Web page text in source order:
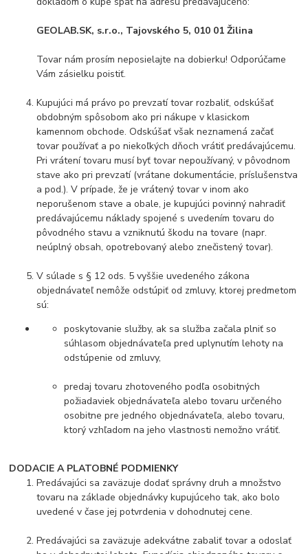
GEOLAB.SK, s.r.o., Tajovského 5, 010 01 Žilina
Tovar nám prosím neposielajte na dobierku! Odporúčame
Vám zásielku poistiť.
Kupujúci má právo po prevzatí tovar rozbaliť, odskúšať
obdobným spôsobom ako pri nákupe v klasickom
kamennom obchode. Odskúšať však neznamená začať
tovar používať a po niekoľkých dňoch vrátiť predávajúcemu.
Pri vrátení tovaru musí byť tovar nepoužívaný, v pôvodnom
stave ako pri prevzatí (vrátane dokumentácie, príslušenstva
a pod.). V prípade, že je vrátený tovar v inom ako
neporušenom stave a obale, je kupujúci povinný nahradiť
predávajúcemu náklady spojené s uvedením tovaru do
pôvodného stavu a vzniknutú škodu na tovare (napr.
neúplný obsah, opotrebovaný alebo znečistený tovar).
V súlade s § 12 ods. 5 vyššie uvedeného zákona
objednávateľ nemôže odstúpiť od zmluvy, ktorej predmetom
sú:
poskytovanie služby, ak sa služba začala plniť so
súhlasom objednávateľa pred uplynutím lehoty na
odstúpenie od zmluvy,
predaj tovaru zhotoveného podľa osobitných
požiadaviek objednávateľa alebo tovaru určeného
osobitne pre jedného objednávateľa, alebo tovaru,
ktorý vzhľadom na jeho vlastnosti nemožno vrátiť.
DODACIE A PLATOBNÉ PODMIENKY
Predávajúci sa zaväzuje dodať správny druh a množstvo
tovaru na základe objednávky kupujúceho tak, ako bolo
uvedené v čase jej potvrdenia v dohodnutej cene.
Predávajúci sa zaväzuje adekvátne zabaliť tovar a odoslať